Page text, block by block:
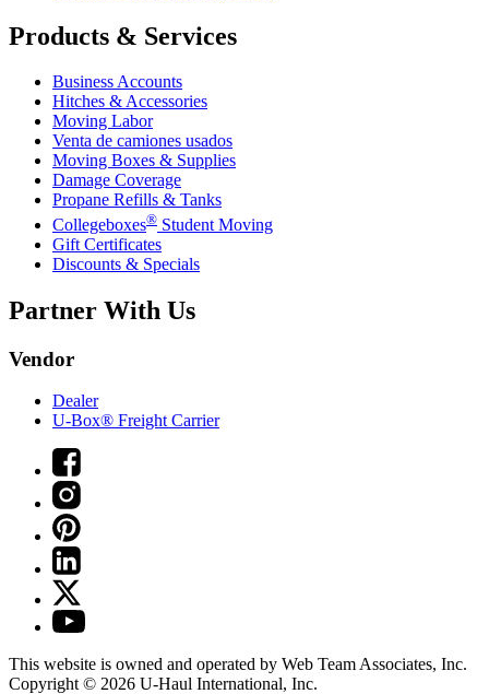
Products & Services
Business Accounts
Hitches & Accessories
Moving Labor
Venta de camiones usados
Moving Boxes & Supplies
Damage Coverage
Propane Refills & Tanks
Collegeboxes® Student Moving
Gift Certificates
Discounts & Specials
Partner With Us
Vendor
Dealer
U-Box® Freight Carrier
This website is owned and operated by Web Team Associates, Inc.
Copyright © 2026 U-Haul International, Inc.